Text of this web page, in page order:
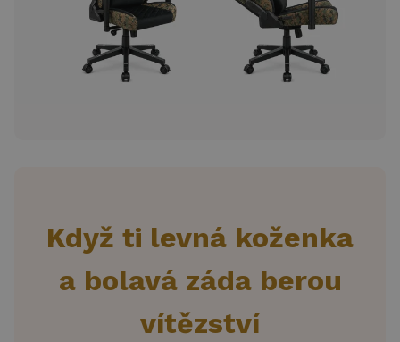
Když ti levná koženka
a bolavá záda berou
vítězství